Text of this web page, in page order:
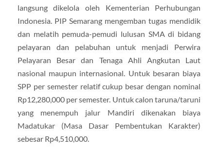
langsung dikelola oleh Kementerian Perhubungan
Indonesia. PIP Semarang mengemban tugas mendidik
dan melatih pemuda-pemudi lulusan SMA di bidang
pelayaran dan pelabuhan untuk menjadi Perwira
Pelayaran Besar dan Tenaga Ahli Angkutan Laut
nasional maupun internasional. Untuk besaran biaya
SPP per semester relatif cukup besar dengan nominal
Rp12,280,000 per semester. Untuk calon taruna/taruni
yang menempuh jalur Mandiri dikenakan biaya
Madatukar (Masa Dasar Pembentukan Karakter)
sebesar Rp4,510,000.